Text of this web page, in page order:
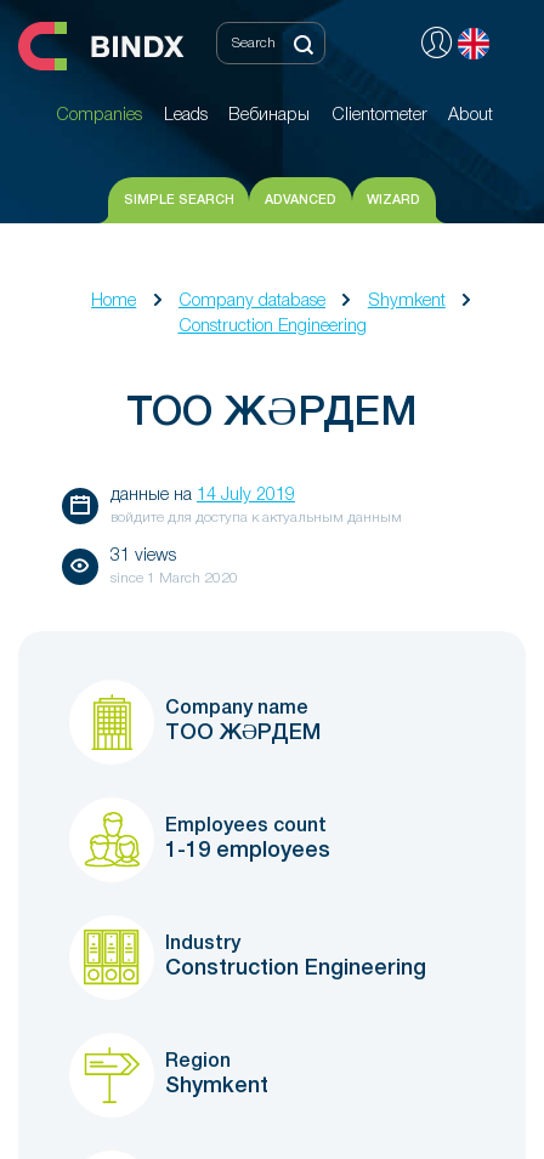
Companies Leads Вебинары Clientometer About
Companies Leads Вебинары Clientometer About
SIMPLE SEARCH ADVANCED WIZARD
Home Company database
Shymkent
Construction Engineering
ТОО ЖӘРДЕМ
данные на 14 July 2019
войдите для доступа к актуальным данным
31 views
since 1 March 2020
Company name
ТОО ЖӘРДЕМ
Employees count
1-19 employees
Industry
Construction Engineering
Region
Shymkent